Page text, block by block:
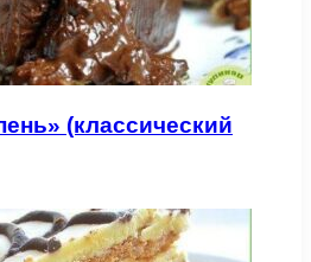
(классический